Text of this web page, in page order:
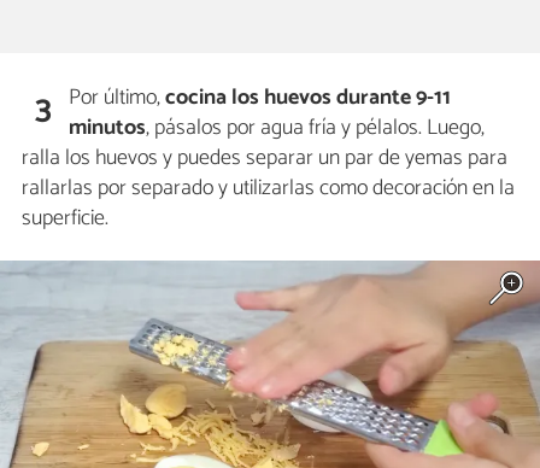
3 Por último,cocina los huevos durante 9-11
minutos, pásalos por agua fría y pélalos. Luego,
ralla los huevos y puedes separar un par de yemas para
rallarlas por separado y utilizarlas como decoración en la
superficie.